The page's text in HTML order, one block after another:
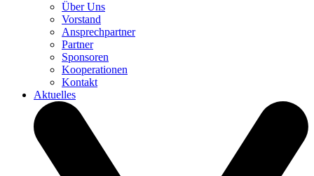
Über Uns
Vorstand
Ansprechpartner
Partner
Sponsoren
Kooperationen
Kontakt
Aktuelles